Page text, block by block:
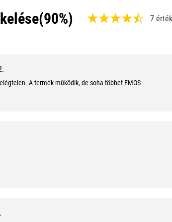
(90%) 7
A termék működik, de soha többet EMOS